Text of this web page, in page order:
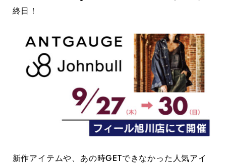
終日！
新作アイテムや、あの時GETできなかった人気アイ